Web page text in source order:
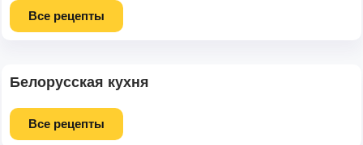
Все рецепты
Белорусская кухня
Все рецепты